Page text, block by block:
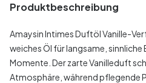
Produktbeschreibung
Amaysin Intimes Duftöl Vanille-
weiches Öl für langsame,
Momente. Der zarte Vanilleduft
Atmosphäre, während pflegende